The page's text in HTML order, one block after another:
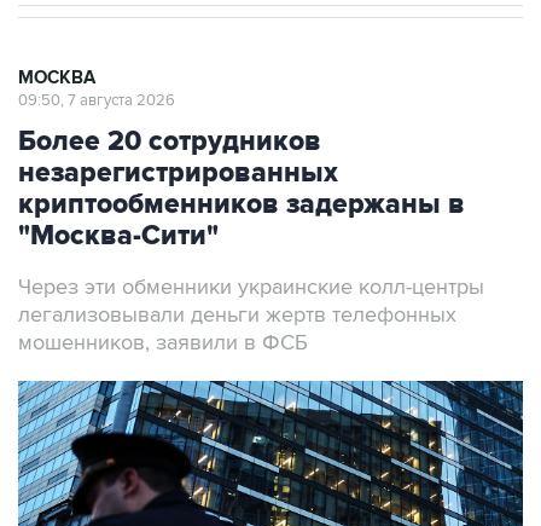
МОСКВА
09:50, 7 августа 2026
Более 20 сотрудников
незарегистрированных
криптообменников задержаны в
"Москва-Сити"
Через эти обменники украинские колл-центры
легализовывали деньги жертв телефонных
мошенников, заявили в ФСБ